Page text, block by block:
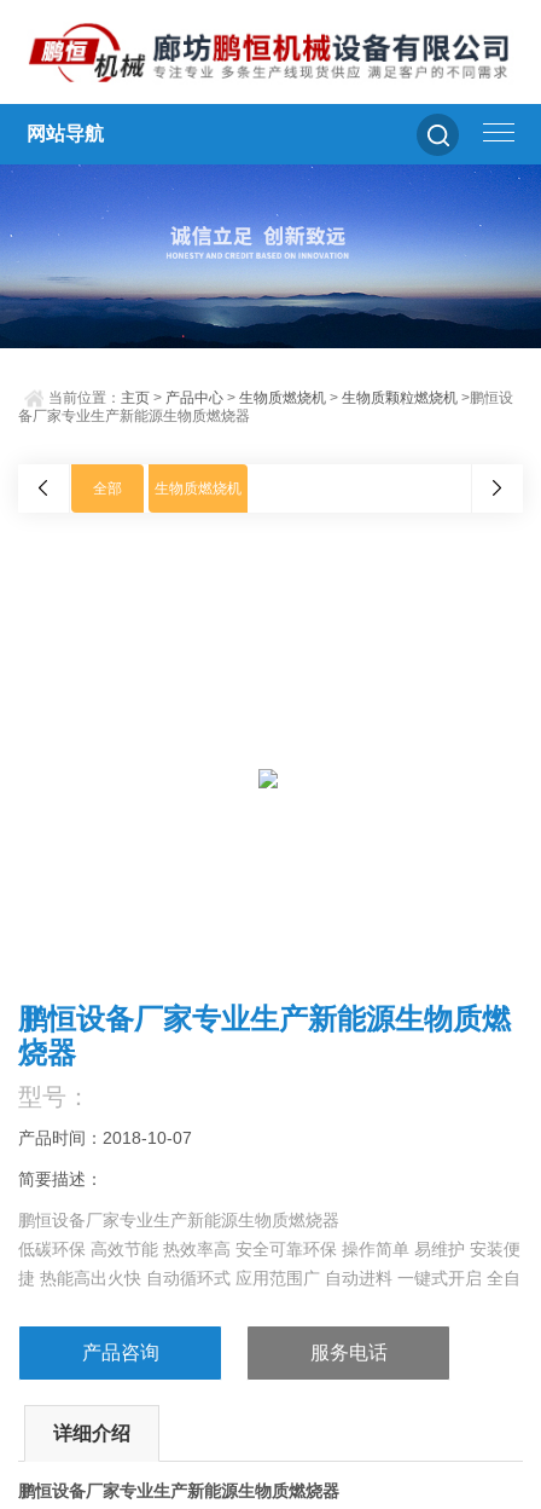
网站导航
当前位置： 主页 > 产品中心 >生物质燃烧机 >生物质颗粒燃烧机 >鹏恒设
备厂家专业生产新能源生物质燃烧器
全部 生物质燃烧机
鹏恒设备厂家专业生产新能源生物质燃
烧器
型号：
产品时间：2018-10-07
简要描述：
鹏恒设备厂家专业生产新能源生物质燃烧器
低碳环保 高效节能 热效率高 安全可靠环保 操作简单 易维护 安装便
捷 热能高出火快 自动循环式 应用范围广 自动进料 一键式开启 全自
产品咨询 服务电话
详细介绍
鹏恒设备厂家专业生产新能源生物质燃烧器